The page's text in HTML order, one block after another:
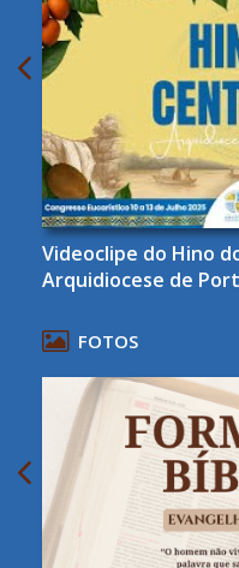
Videoclipe do Hino
Arquidiocese de
FOTOS